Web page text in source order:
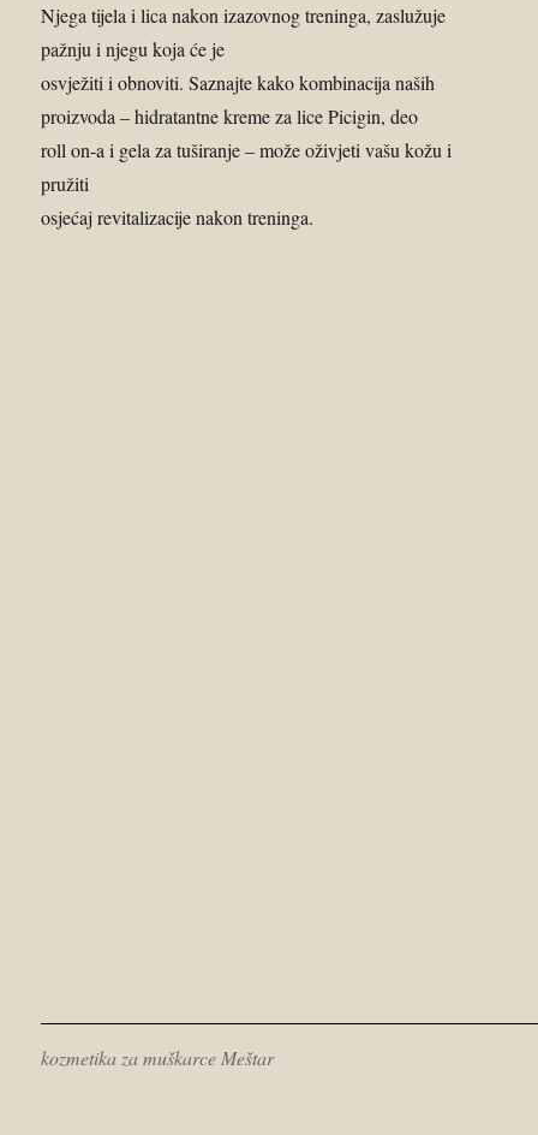
Njega tijela i lica nakon izazovnog treninga, zaslužuje
pažnju i njegu koja će je
osvježiti i obnoviti. Saznajte kako kombinacija naših
proizvoda – hidratantne kreme za lice Picigin, deo
roll on-a i gela za tuširanje – može oživjeti vašu kožu i
pružiti
osjećaj revitalizacije nakon treninga.
kozmetika za muškarce Meštar